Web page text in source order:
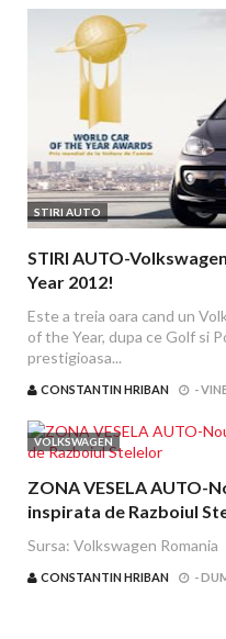
STIRI AUTO
STIRI AUTO-
Year 2012!
Este a treia oara cand un
of the Year, dupa ce Golf si
prestigioasa...
CONSTANTIN HRIBAN -
VOLKSWAGEN
ZONA VESELA AUTO-
inspirata de Razboiul
Sursa: Volkswagen Romania
CONSTANTIN HRIBAN -